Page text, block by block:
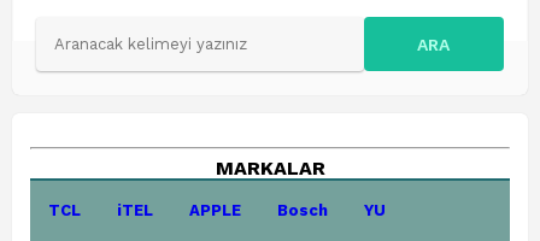
ARA
MARKALAR
TCL iTEL APPLE Bosch YU